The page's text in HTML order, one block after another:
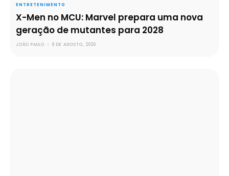
ENTRETENIMENTO
X-Men no MCU: Marvel prepara uma nova
geração de mutantes para 2028
JOÃO PAULO - 9 DE AGOSTO, 2026